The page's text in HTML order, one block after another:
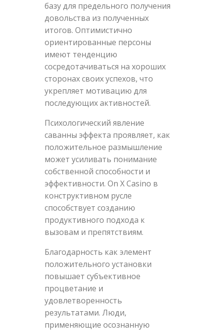
базу для предельного получения
довольства из полученных
итогов. Оптимистично
ориентированные персоны
имеют тенденцию
сосредотачиваться на хороших
сторонах своих успехов, что
укрепляет мотивацию для
последующих активностей.
Психологический явление
саванны эффекта проявляет, как
положительное размышление
может усиливать понимание
собственной способности и
эффективности. On X Casino в
конструктивном русле
способствует созданию
продуктивного подхода к
вызовам и препятствиям.
Благодарность как элемент
положительного установки
повышает субъективное
процветание и
удовлетворенность
результатами. Люди,
применяющие осознанную